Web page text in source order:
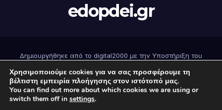
edopdei.gr
Δημιουργήθηκε από το digital2000 με την Υποστήριξη του
WordPress
Θέμα: Newsup από Themeansar
Αρχική Επικοινωνήστε μαζί μαςΕγγραφήΌροι Χρήσης
Χρησιμοποιούμε cookies για να σας προσφέρουμε τη
βέλτιστη εμπειρία πλοήγησης στον ιστότοπό μας.
You can find out more about which cookies we are using or
switch them off in settings.